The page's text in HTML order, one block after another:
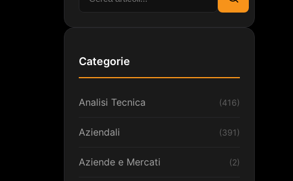
Cerca
Categorie
Analisi Tecnica (416)
Aziendali (391)
Aziende e Mercati (2)